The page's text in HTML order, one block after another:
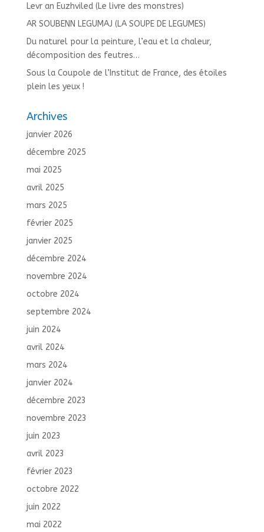
Levr an Euzhviled (Le livre des monstres)
AR SOUBENN LEGUMAJ (LA SOUPE DE LEGUMES)
Du naturel pour la peinture, l’eau et la chaleur,
décomposition des feutres…
Sous la Coupole de l’Institut de France, des étoiles
plein les yeux !
Archives
janvier 2026
décembre 2025
mai 2025
avril 2025
mars 2025
février 2025
janvier 2025
décembre 2024
novembre 2024
octobre 2024
septembre 2024
juin 2024
avril 2024
mars 2024
janvier 2024
décembre 2023
novembre 2023
juin 2023
avril 2023
février 2023
octobre 2022
juin 2022
mai 2022